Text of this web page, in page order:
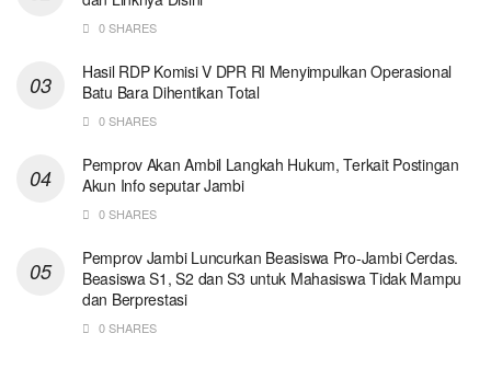
0 SHARES
Hasil RDP Komisi V DPR RI Menyimpulkan Operasional
Batu Bara Dihentikan Total
0 SHARES
Pemprov Akan Ambil Langkah Hukum, Terkait Postingan
Akun Info seputar Jambi
0 SHARES
Pemprov Jambi Luncurkan Beasiswa Pro-Jambi Cerdas.
Beasiswa S1, S2 dan S3 untuk Mahasiswa Tidak Mampu
dan Berprestasi
0 SHARES